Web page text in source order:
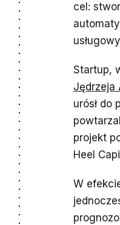
cel:
Startup,
Jędrzeja
urósł do
projekt
Heel
W